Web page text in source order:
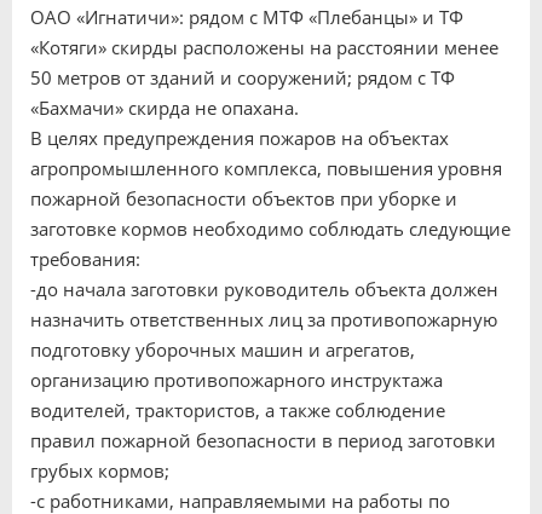
ОАО «Игнатичи»: рядом с МТФ «Плебанцы» и ТФ
«Котяги» скирды расположены на расстоянии менее
50 метров от зданий и сооружений; рядом с ТФ
«Бахмачи» скирда не опахана.
В целях предупреждения пожаров на объектах
агропромышленного комплекса, повышения уровня
пожарной безопасности объектов при уборке и
заготовке кормов необходимо соблюдать следующие
требования:
-до начала заготовки руководитель объекта должен
назначить ответственных лиц за противопожарную
подготовку уборочных машин и агрегатов,
организацию противопожарного инструктажа
водителей, трактористов, а также соблюдение
правил пожарной безопасности в период заготовки
грубых кормов;
-с работниками, направляемыми на работы по